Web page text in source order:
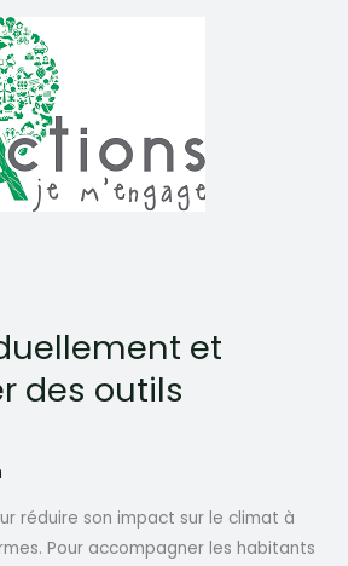
et
des outils
réduire son impact sur le climat à
Pour accompagner les habitants